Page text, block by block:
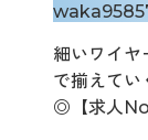
細いワイヤ
で揃えて
◎【求人